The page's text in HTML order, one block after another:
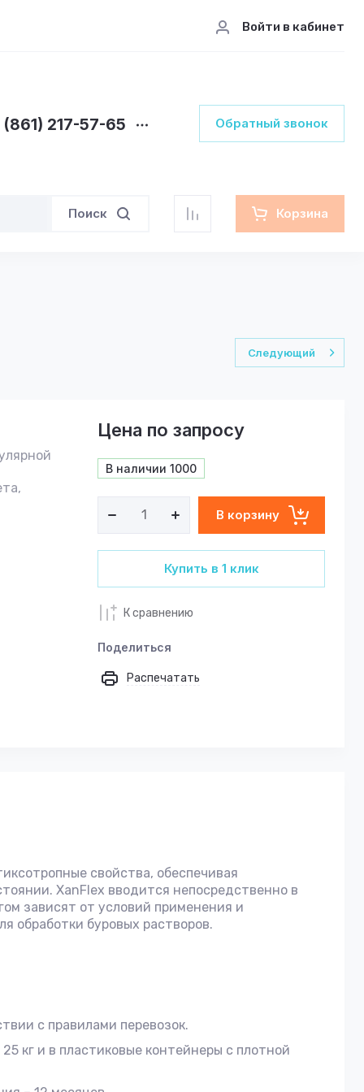
Войти в кабинет
(861) 217-57-65 Обратный звонок
Поиск Корзина
Следующий
В наличии 1000
Цена по запросу
В корзину
Купить в 1 клик
К сравнению
Поделиться
Распечатать
свойства, обеспечивая
XanFlex вводится непосредственно в
зависят от условий применения и
обработки буровых растворов.
с правилами перевозок.
кг и в пластиковые контейнеры с плотной